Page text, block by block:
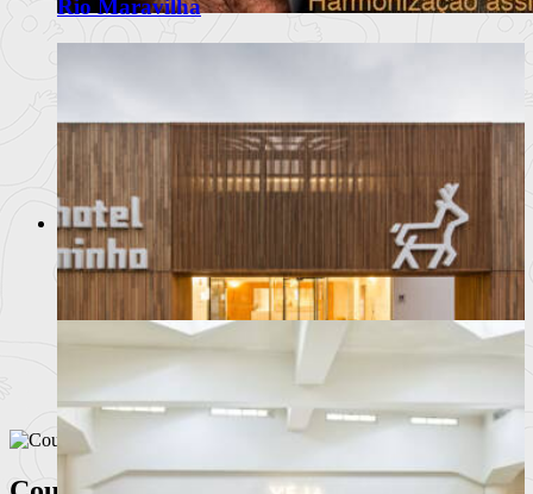
Rio Maravilha
Hotel Minho
Octávio Freitas, chef do Desarma, é o convidado de julho do
Palatial Atí
Ler mais+
Moda
Notícias
Eventos
Marcas
Beleza /Cosmética